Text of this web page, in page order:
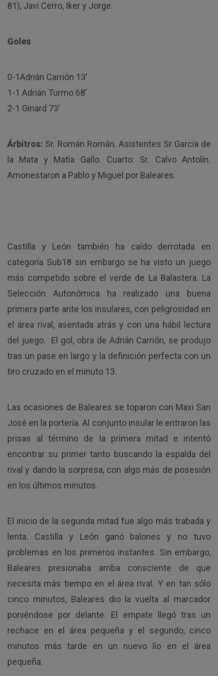
81), Javi Cerro, Iker y Jorge.
Goles
0-1Adrián Carrión 13’
1-1 Adrián Turmo 68’
2-1 Ginard 73’
Árbitros: Sr. Román Román. Asistentes Sr Garcia de
la Mata y Matía Gallo. Cuarto: Sr. Calvo Antolín.
Amonestaron a Pablo y Miguel por Baleares.
Castilla y León también ha caído derrotada en
categoría Sub18 sin embargo se ha visto un juego
más competido sobre el verde de La Balastera. La
Selección Autonómica ha realizado una buena
primera parte ante los insulares, con peligrosidad en
el área rival, asentada atrás y con una hábil lectura
del juego. El gol, obra de Adrián Carrión, se produjo
tras un pase en largo y la definición perfecta con un
tiro cruzado en el minuto 13.
Las ocasiones de Baleares se toparon con Maxi San
José en la portería. Al conjunto insular le entraron las
prisas al término de la primera mitad e intentó
encontrar su primer tanto buscando la espalda del
rival y dando la sorpresa, con algo más de posesión
en los últimos minutos.
El inicio de la segunda mitad fue algo más trabada y
lenta. Castilla y León ganó balones y no tuvo
problemas en los primeros instantes. Sin embargo,
Baleares presionaba arriba consciente de que
necesita más tiempo en el área rival. Y en tan sólo
cinco minutos, Baleares dio la vuelta al marcador
poniéndose por delante. El empate llegó tras un
rechace en el área pequeña y el segundo, cinco
minutos más tarde en un nuevo lío en el área
pequeña.